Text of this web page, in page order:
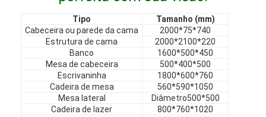
Móveis de hotel
Mobiliário de casa
Mobiliário para apartamentos
Mobiliário para clubes comerciais
Móveis para sala de jantar
Tipo
Tamanho (mm)
Cabeceira ou parede da cama
2000*75*740
Estrutura de cama
2000*2100*220
Banco
1600*500*450
Mesa de cabeceira
500*400*500
Escrivaninha
1800*600*760
Cadeira de mesa
560*590*1050
Mesa lateral
Diâmetro500*500
Cadeira de lazer
800*760*1020